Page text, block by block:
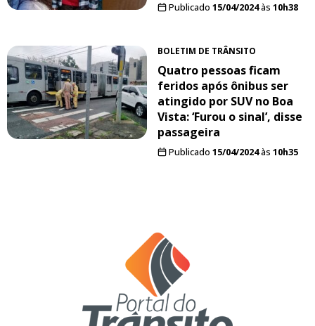
Publicado 15/04/2024às 10h38
BOLETIM DE TRÂNSITO
Quatro pessoas ficam
feridos após ônibus ser
atingido por SUV no Boa
Vista: ‘Furou o sinal’, disse
passageira
Publicado 15/04/2024às 10h35